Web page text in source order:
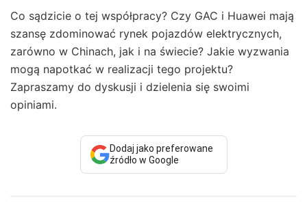
Co sądzicie o tej współpracy? Czy GAC i Huawei mają
szansę zdominować rynek pojazdów elektrycznych,
zarówno w Chinach, jak i na świecie? Jakie wyzwania
mogą napotkać w realizacji tego projektu?
Zapraszamy do dyskusji i dzielenia się swoimi
opiniami.
Dodaj jako preferowane
źródło w Google